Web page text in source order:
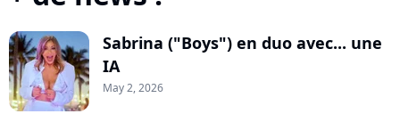
Sabrina ("Boys") en duo avec... une
IA
May 2, 2026